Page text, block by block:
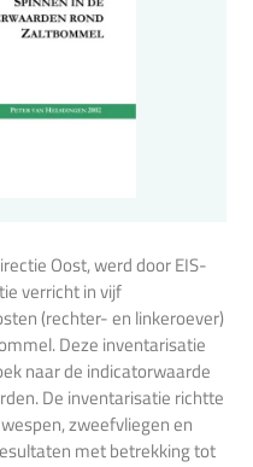
Oost, werd door EIS-
verricht in vijf
(rechter- en linkeroever)
Deze inventarisatie
naar de indicatorwaarde
De inventarisatie richtte
zweefvliegen en
met betrekking tot